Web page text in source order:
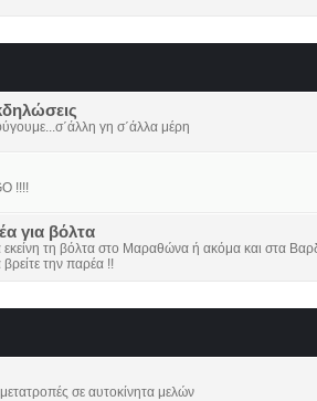
γη σ΄άλλα μέρη
!!!!
για βόλτα
εκείνη τη βόλτα στο Μαραθώνα ή ακόμα και στα
την παρέα !!
σε αυτοκίνητα μελών